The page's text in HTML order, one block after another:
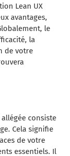
Lean UX
avantages,
le
la
de votre
allégée consiste
Cela signifie
de votre
essentiels. Il